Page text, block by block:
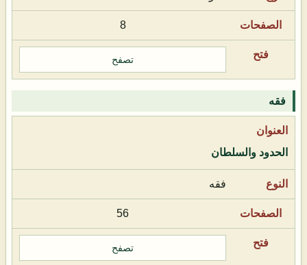
8
تصفح
فقه
الحدود والسلطان
فقه
56
تصفح